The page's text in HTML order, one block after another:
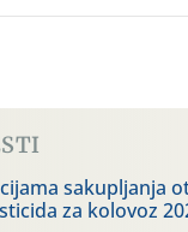
sakupljanja
za kolovoz